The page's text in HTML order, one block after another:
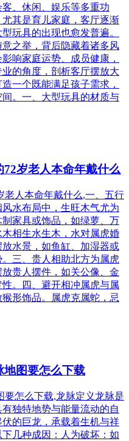
、休闲、娱乐等多重功
其是育儿家庭，客厅逐渐
玩具的出现也愈发普遍。
之举，背后隐藏着诸多风
响家庭运势、成员健康，
的角度，剖析客厅摆放大
一个既能满足孩子需求，
。一、大型玩具的材质与
岁老人本命年戴什么
老人本命年戴什么,一、五行
水布局中，生旺木气尤为
家具或饰品，如绿萝、万
相生水生木，水对属虎婚
水景，如鱼缸、加湿器或
三、贵人相助北方为属虎
贵人摆件，如关公像、金
。四、避开相冲属虎与属
形饰品。属虎克属蛇，忌
地图要怎么下载
要怎么下载,龙脉定义龙脉是
独特地势与能量流动的自
的巨龙，承载着生机与祥
几种成因：人为破坏：如